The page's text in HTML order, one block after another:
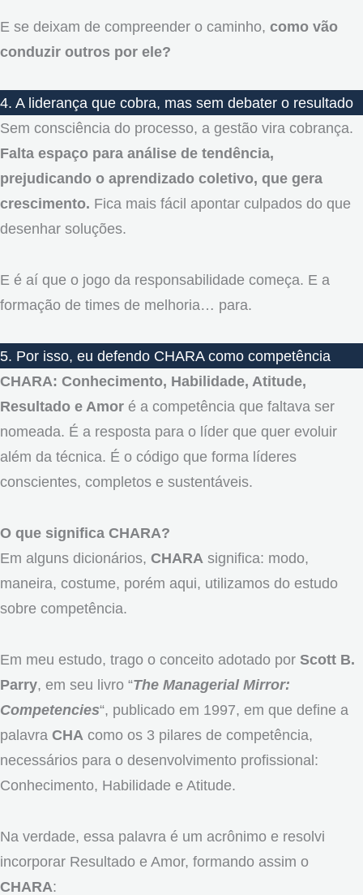
E se deixam de compreender o caminho, como vão
conduzir outros por ele?
4. A liderança que cobra, mas sem debater o resultado
Sem consciência do processo, a gestão vira cobrança.
Falta espaço para análise de tendência,
prejudicando o aprendizado coletivo, que gera
crescimento. Fica mais fácil apontar culpados do que
desenhar soluções.
E é aí que o jogo da responsabilidade começa. E a
formação de times de melhoria… para.
5. Por isso, eu defendo CHARA como competência
CHARA: Conhecimento, Habilidade, Atitude,
Resultado e Amor é a competência que faltava ser
nomeada. É a resposta para o líder que quer evoluir
além da técnica. É o código que forma líderes
conscientes, completos e sustentáveis.
O que significa CHARA?
Em alguns dicionários, CHARA significa: modo,
maneira, costume, porém aqui, utilizamos do estudo
sobre competência.
Em meu estudo, trago o conceito adotado por Scott B.
Parry, em seu livro “The Managerial Mirror:
Competencies“, publicado em 1997, em que define a
palavra CHA como os 3 pilares de competência,
necessários para o desenvolvimento profissional:
Conhecimento, Habilidade e Atitude.
Na verdade, essa palavra é um acrônimo e resolvi
incorporar Resultado e Amor, formando assim o
CHARA: